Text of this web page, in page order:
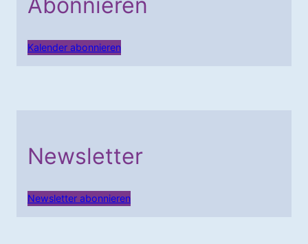
Kalender abonnieren
Newsletter
Newsletter abonnieren